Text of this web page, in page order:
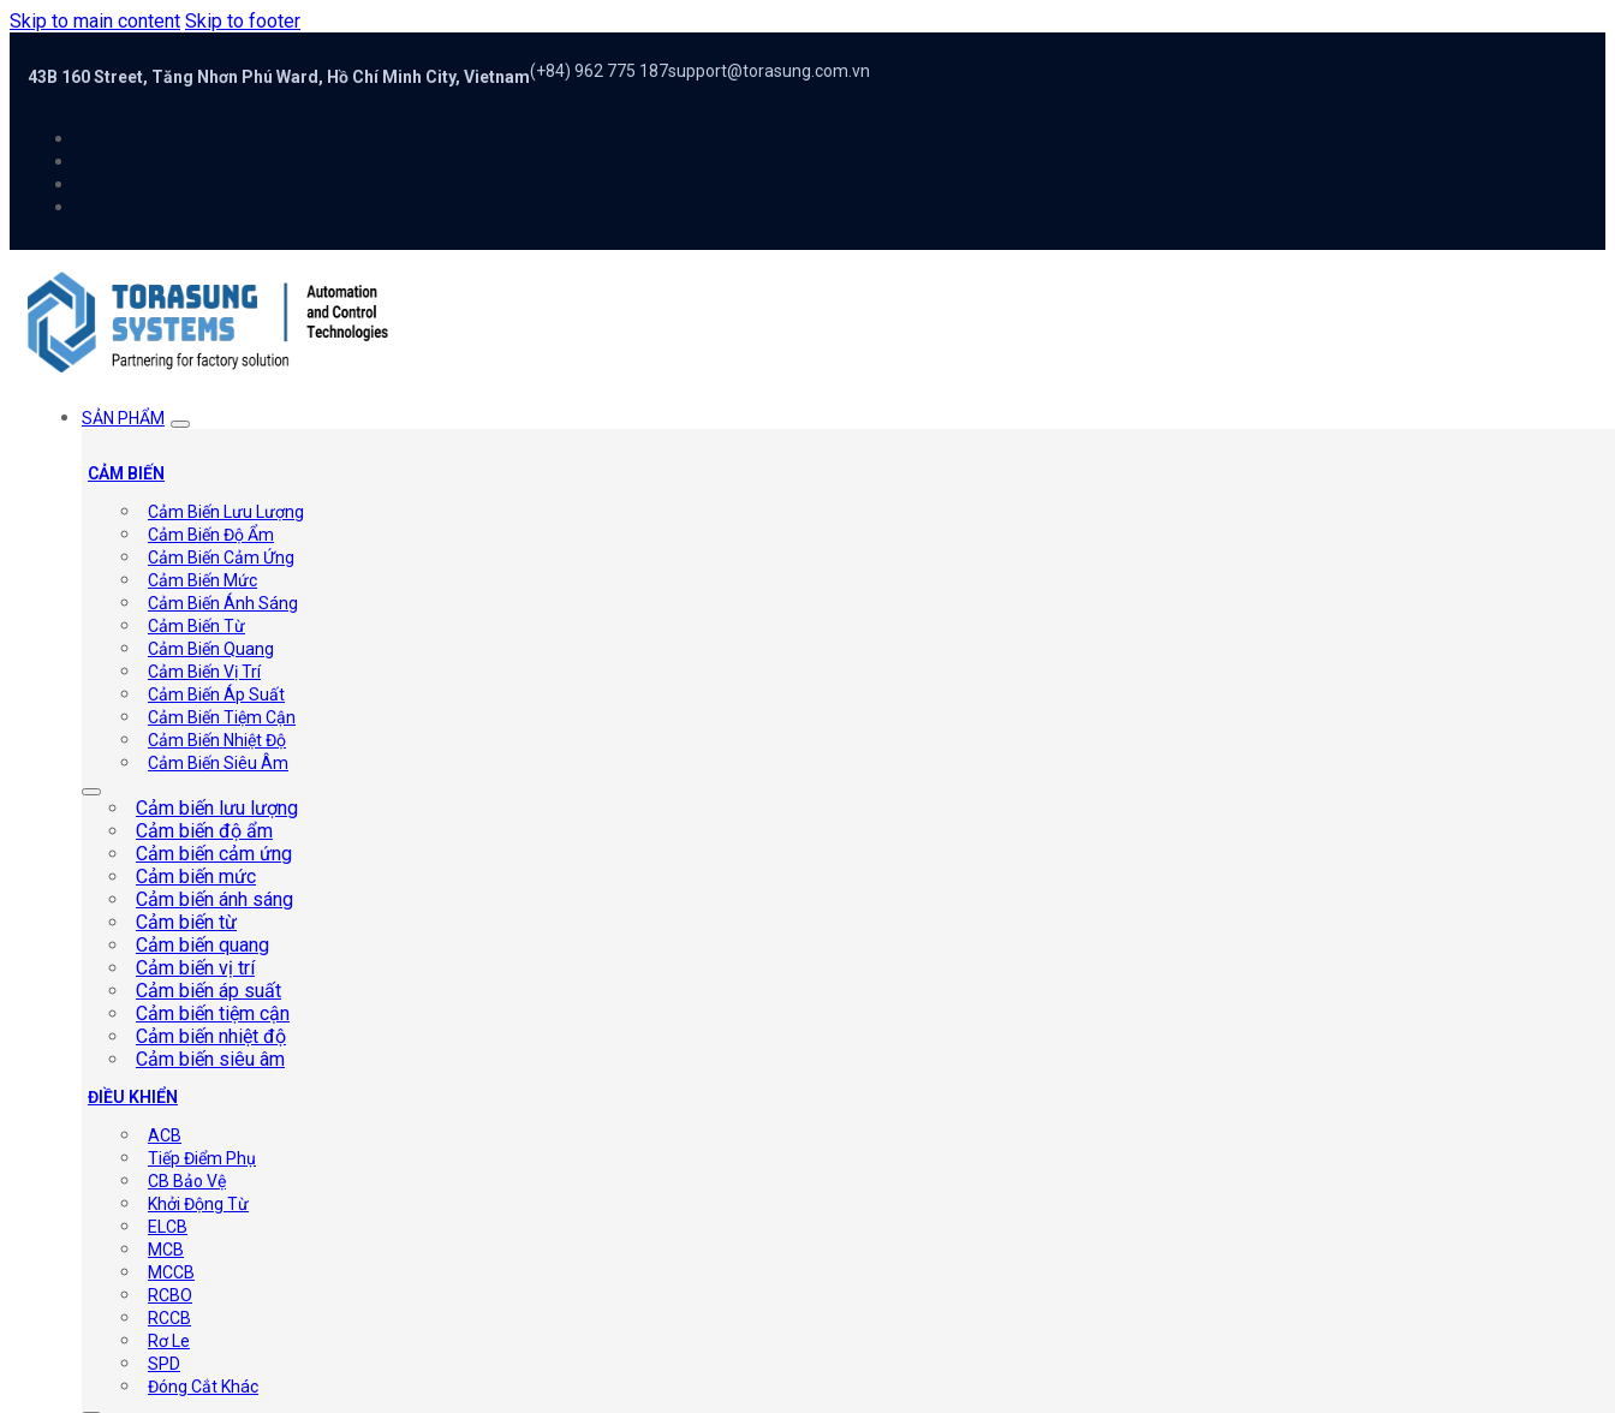
Skip to main content Skip to footer
43B 160 Street, Tăng Nhơn Phú Ward, Hồ Chí Minh City, Vietnam(+84) 962 775 187support@torasung.com.vn
SẢN PHẨM
CẢM BIẾN
Cảm Biến Lưu Lượng
Cảm Biến Độ Ẩm
Cảm Biến Cảm Ứng
Cảm Biến Mức
Cảm Biến Ánh Sáng
Cảm Biến Từ
Cảm Biến Quang
Cảm Biến Vị Trí
Cảm Biến Áp Suất
Cảm Biến Tiệm Cận
Cảm Biến Nhiệt Độ
Cảm Biến Siêu Âm
Cảm biến lưu lượng
Cảm biến độ ẩm
Cảm biến cảm ứng
Cảm biến mức
Cảm biến ánh sáng
Cảm biến từ
Cảm biến quang
Cảm biến vị trí
Cảm biến áp suất
Cảm biến tiệm cận
Cảm biến nhiệt độ
Cảm biến siêu âm
ĐIỀU KHIỂN
ACB
Tiếp Điểm Phụ
CB Bảo Vệ
Khởi Động Từ
ELCB
MCB
MCCB
RCBO
RCCB
Rơ Le
SPD
Đóng Cắt Khác